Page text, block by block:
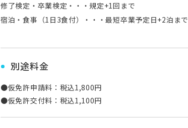
修了検定・卒業検定・・・規定+1回まで
宿泊・食事（1日3食付）・・・最短卒業予定日+2泊まで
別途料金
●仮免許申請料：税込1,800円
●仮免許交付料：税込1,100円